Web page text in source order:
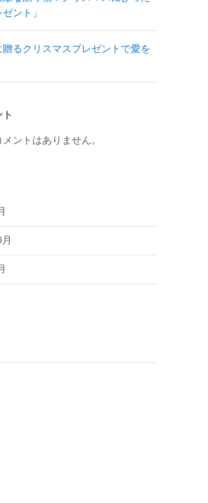
ント」
るクリスマスプレゼントで愛を
ントはありません。